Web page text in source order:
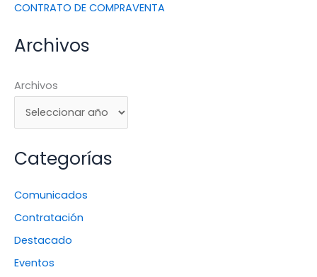
CONTRATO DE COMPRAVENTA
Archivos
Archivos
Categorías
Comunicados
Contratación
Destacado
Eventos